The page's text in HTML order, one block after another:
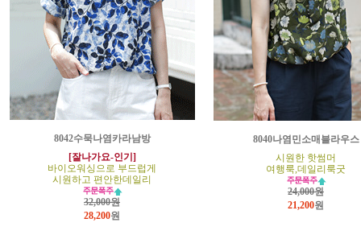
8042수묵나염카라남방
[잘나가요-인기]
바이오워싱으로 부드럽게
시원하고 편안한데일리
32,000원
28,200원
8040나염민소매블라우스
시원한 핫썸머
여행룩,데일리룩굿
24,000원
21,200원